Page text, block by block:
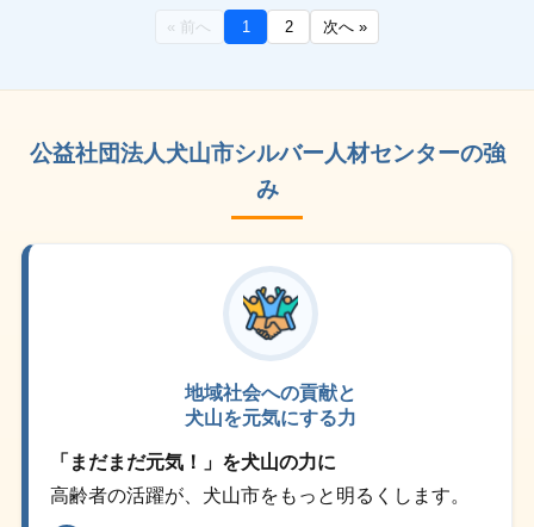
« 前へ 1 2 次へ »
公益社団法人犬山市シルバー人材センターの強
み
地域社会への貢献と
犬山を元気にする力
「まだまだ元気！」を犬山の力に
高齢者の活躍が、犬山市をもっと明るくします。